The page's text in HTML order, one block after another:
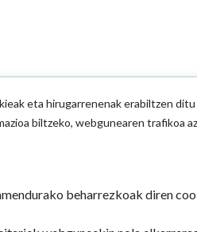
eta hirugarrenenak erabiltzen
biltzeko, webgunearen trafikoa
beharrezkoak diren